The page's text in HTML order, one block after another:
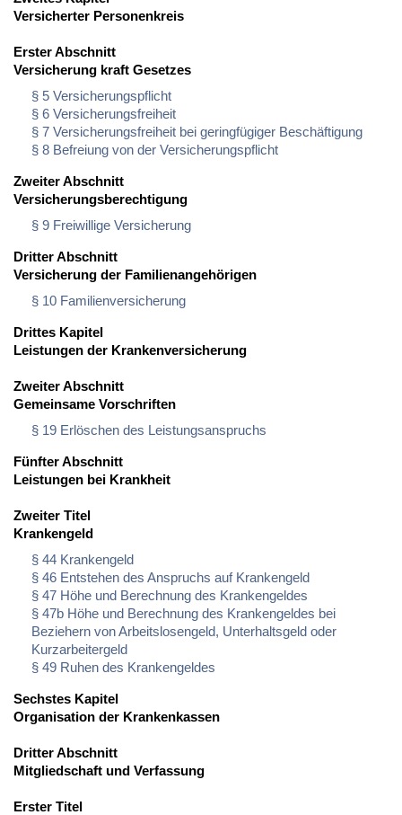
Versicherter Personenkreis
Erster Abschnitt
Versicherung kraft Gesetzes
§ 5 Versicherungspflicht
§ 6 Versicherungsfreiheit
§ 7 Versicherungsfreiheit bei geringfügiger Beschäftigung
§ 8 Befreiung von der Versicherungspflicht
Zweiter Abschnitt
Versicherungsberechtigung
§ 9 Freiwillige Versicherung
Dritter Abschnitt
Versicherung der Familienangehörigen
§ 10 Familienversicherung
Drittes Kapitel
Leistungen der Krankenversicherung
Zweiter Abschnitt
Gemeinsame Vorschriften
§ 19 Erlöschen des Leistungsanspruchs
Fünfter Abschnitt
Leistungen bei Krankheit
Zweiter Titel
Krankengeld
§ 44 Krankengeld
§ 46 Entstehen des Anspruchs auf Krankengeld
§ 47 Höhe und Berechnung des Krankengeldes
§ 47b Höhe und Berechnung des Krankengeldes bei
Beziehern von Arbeitslosengeld, Unterhaltsgeld oder
Kurzarbeitergeld
§ 49 Ruhen des Krankengeldes
Sechstes Kapitel
Organisation der Krankenkassen
Dritter Abschnitt
Mitgliedschaft und Verfassung
Erster Titel